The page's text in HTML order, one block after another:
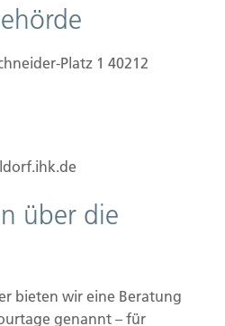
Dipl. Ökonom Johannes
Düsseldorf
Platz 1 40212
über die
bieten wir eine Beratung
genannt – für